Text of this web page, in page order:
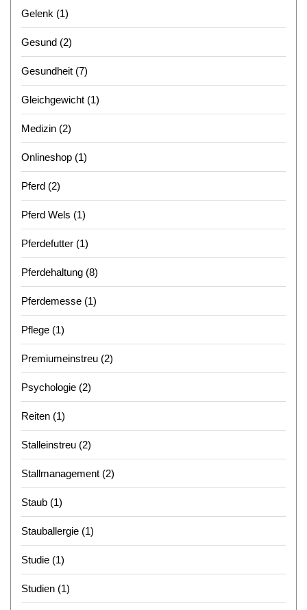
Gelenk (1)
Gesund (2)
Gesundheit (7)
Gleichgewicht (1)
Medizin (2)
Onlineshop (1)
Pferd (2)
Pferd Wels (1)
Pferdefutter (1)
Pferdehaltung (8)
Pferdemesse (1)
Pflege (1)
Premiumeinstreu (2)
Psychologie (2)
Reiten (1)
Stalleinstreu (2)
Stallmanagement (2)
Staub (1)
Stauballergie (1)
Studie (1)
Studien (1)